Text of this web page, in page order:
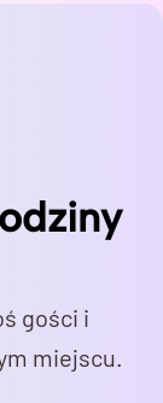
gości i
miejscu.